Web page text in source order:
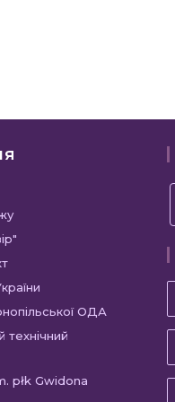
Відкриється
в
вкладці
Відкриється
новій
вкладці
Відкриється
в
новій
вкладці
Відкриється
в
новій
ОДА
технічний
новій
płk Gwidona